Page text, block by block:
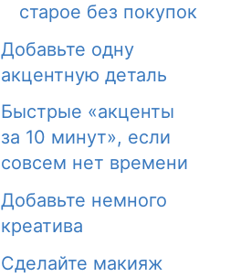
старое без покупок
Добавьте одну
акцентную деталь
Быстрые «акценты
за 10 минут», если
совсем нет времени
Добавьте немного
креатива
Сделайте макияж